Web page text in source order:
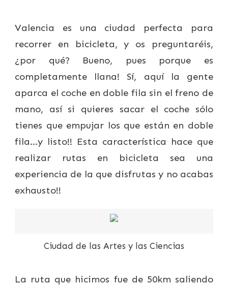
Valencia es una ciudad perfecta para
recorrer en bicicleta, y os preguntaréis,
¿por qué? Bueno, pues porque es
completamente llana! Sí, aquí la gente
aparca el coche en doble fila sin el freno de
mano, así si quieres sacar el coche sólo
tienes que empujar los que están en doble
fila…y listo!! Esta característica hace que
realizar rutas en bicicleta sea una
experiencia de la que disfrutas y no acabas
exhausto!!
Ciudad de las Artes y las Ciencias
La ruta que hicimos fue de 50km saliendo